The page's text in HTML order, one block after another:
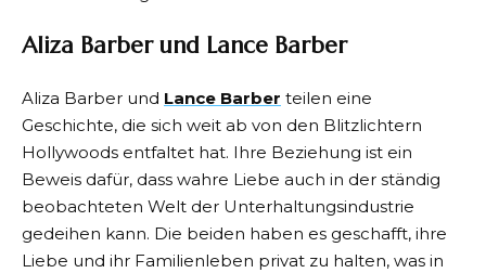
Aliza Barberund Lance Barber
Aliza Barber und Lance Barber teilen eine
Geschichte, die sich weit ab von den Blitzlichtern
Hollywoods entfaltet hat. Ihre Beziehung ist ein
Beweis dafür, dass wahre Liebe auch in der ständig
beobachteten Welt der Unterhaltungsindustrie
gedeihen kann. Die beiden haben es geschafft, ihre
Liebe und ihr Familienleben privat zu halten, was in